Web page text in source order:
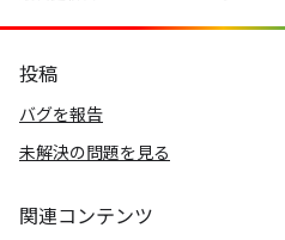
投稿
バグを報告
未解決の問題を見る
関連コンテンツ